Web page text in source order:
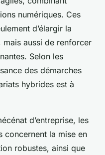
numériques. Ces
d’élargir la
aussi de renforcer
Selon les
des démarches
hybrides est à
d’entreprise, les
concernent la mise en
robustes, ainsi que